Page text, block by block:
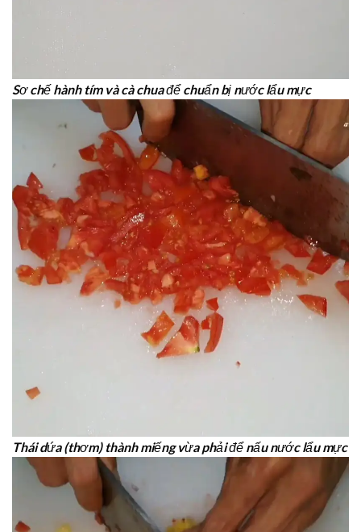
Sơ chế hành tím và cà chua để chuẩn bị nước lẩu mực
Thái dứa (thơm) thành miếng vừa phải để nấu nước lẩu mực